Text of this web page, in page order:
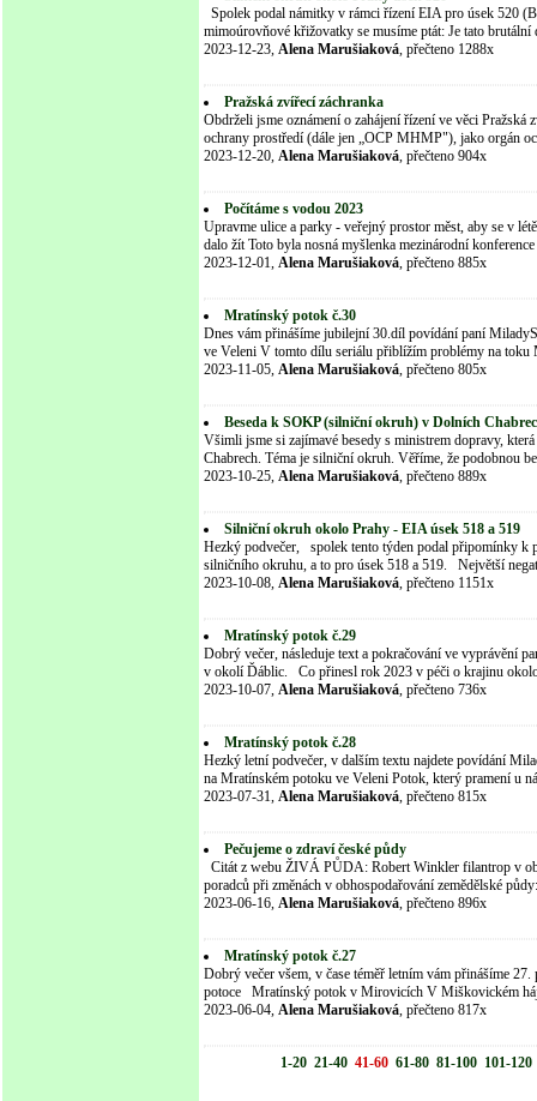
Spolek podal námitky v rámci řízení EIA pro úsek 520
mimoúrovňové křižovatky se musíme ptát: Je tato
2023-12-23, Alena Marušiaková, přečteno 1288x
Pražská zvířecí záchranka
Obdrželi jsme oznámení o zahájení řízení ve věci
ochrany prostředí (dále jen „OCP MHMP"), jako orgán
2023-12-20, Alena Marušiaková, přečteno 904x
Počítáme s vodou 2023
Upravme ulice a parky - veřejný prostor měst, aby se v
dalo žít Toto byla nosná myšlenka mezinárodní
2023-12-01, Alena Marušiaková, přečteno 885x
Mratínský potok č.30
Dnes vám přinášíme jubilejní 30.díl povídání paní
ve Veleni V tomto dílu seriálu přiblížím problémy na toku
2023-11-05, Alena Marušiaková, přečteno 805x
Beseda k SOKP (silniční okruh) v Dolních
Všimli jsme si zajímavé besedy s ministrem dopravy,
Chabrech. Téma je silniční okruh. Věříme, že podobnou
2023-10-25, Alena Marušiaková, přečteno 889x
Silniční okruh okolo Prahy - EIA úsek 518 a 519
Hezký podvečer, spolek tento týden podal připomínky k
silničního okruhu, a to pro úsek 518 a 519. Největší
2023-10-08, Alena Marušiaková, přečteno 1151x
Mratínský potok č.29
Dobrý večer, následuje text a pokračování ve vyprávění
v okolí Ďáblic. Co přinesl rok 2023 v péči o krajinu
2023-10-07, Alena Marušiaková, přečteno 736x
Mratínský potok č.28
Hezký letní podvečer, v dalším textu najdete povídání
na Mratínském potoku ve Veleni Potok, který pramení u
2023-07-31, Alena Marušiaková, přečteno 815x
Pečujeme o zdraví české půdy
Citát z webu ŽIVÁ PŮDA: Robert Winkler filantrop v
poradců při změnách v obhospodařování zemědělské
2023-06-16, Alena Marušiaková, přečteno 896x
Mratínský potok č.27
Dobrý večer všem, v čase téměř letním vám přinášíme
potoce Mratínský potok v Mirovicích V Miškovickém
2023-06-04, Alena Marušiaková, přečteno 817x
1-20 21-40 41-60 61-80 81-100 101-120